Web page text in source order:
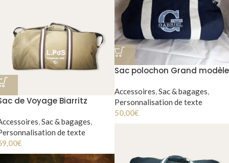
Sac polochon Grand modèle
Accessoires,Sac & bagages,
Personnalisation de texte
50,00€
de Voyage Biarritz
,Sac & bagages,
de texte
€